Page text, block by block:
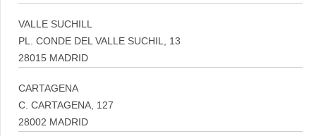
VALLE SUCHILL
PL. CONDE DEL VALLE SUCHIL, 13
28015 MADRID
CARTAGENA
C. CARTAGENA, 127
28002 MADRID